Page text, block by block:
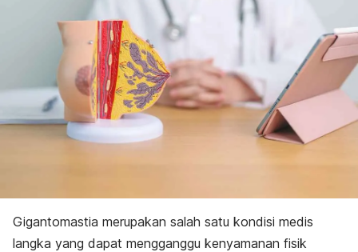
Gigantomastia merupakan salah satu kondisi medis
langka yang dapat mengganggu kenyamanan fisik